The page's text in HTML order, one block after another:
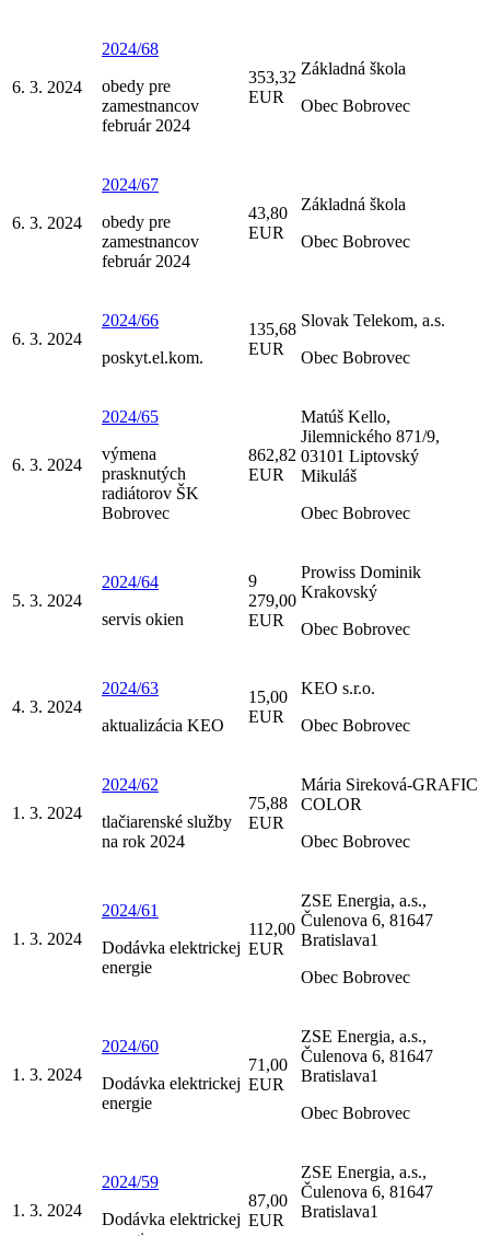
6. 3. 2024
2024/68
obedy pre
zamestnancov
február 2024
353,32
EUR
Základná škola
Obec Bobrovec
6. 3. 2024
2024/67
obedy pre
zamestnancov
február 2024
43,80
EUR
Základná škola
Obec Bobrovec
6. 3. 2024
2024/66
poskyt.el.kom.
135,68
EUR
Slovak Telekom, a.s.
Obec Bobrovec
6. 3. 2024
2024/65
výmena
prasknutých
radiátorov ŠK
Bobrovec
862,82
EUR
Matúš Kello,
Jilemnického 871/9,
03101 Liptovský
Mikuláš
Obec Bobrovec
5. 3. 2024
2024/64
servis okien
9
279,00
EUR
Prowiss Dominik
Krakovský
Obec Bobrovec
4. 3. 2024
2024/63
aktualizácia KEO
15,00
EUR
KEO s.r.o.
Obec Bobrovec
1. 3. 2024
2024/62
tlačiarenské služby
na rok 2024
75,88
EUR
Mária Sireková-GRAFIC
COLOR
Obec Bobrovec
1. 3. 2024
2024/61
Dodávka elektrickej
energie
112,00
EUR
ZSE Energia, a.s.,
Čulenova 6, 81647
Bratislava1
Obec Bobrovec
1. 3. 2024
2024/60
Dodávka elektrickej
energie
71,00
EUR
ZSE Energia, a.s.,
Čulenova 6, 81647
Bratislava1
Obec Bobrovec
1. 3. 2024
2024/59
Dodávka elektrickej
87,00
EUR
ZSE Energia, a.s.,
Čulenova 6, 81647
Bratislava1